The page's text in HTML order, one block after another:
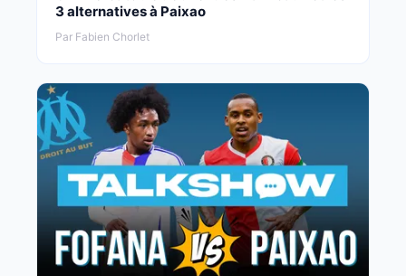
3 alternatives à Paixao
Par Fabien Chorlet